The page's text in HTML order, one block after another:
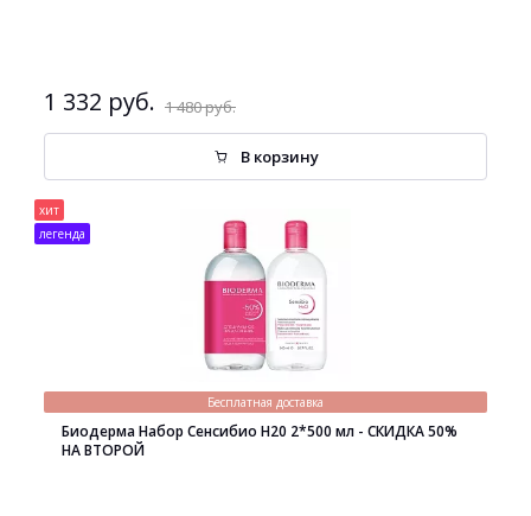
1 332 руб. 1 480 руб.
В корзину
хит
легенда
Бесплатная доставка
Биодерма Набор Сенсибио H20 2*500 мл - СКИДКА 50%
НА ВТОРОЙ